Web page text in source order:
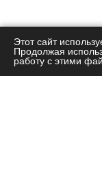
Этот сайт
Продолжая
работу с этими